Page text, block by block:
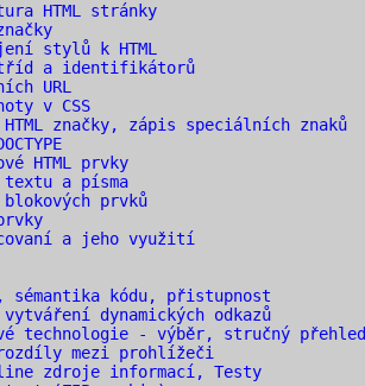
HTML stránky
stylů k HTML
tříd a identifikátorů
URL
v CSS
značky, zápis speciálních znaků
HTML prvky
a písma
prvků
a jeho využití
sémantika kódu, přistupnost
dynamických odkazů
technologie - výběr, stručný přehled
mezi prohlížeči
zdroje informací, Testy